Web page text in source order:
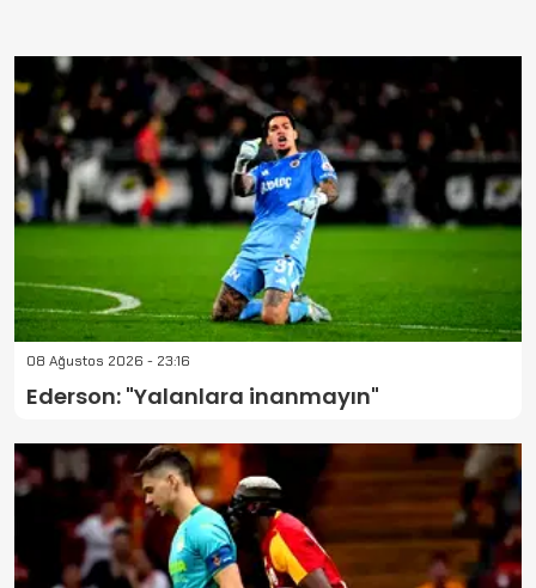
08 Ağustos 2026 - 23:16
Ederson: "Yalanlara inanmayın"